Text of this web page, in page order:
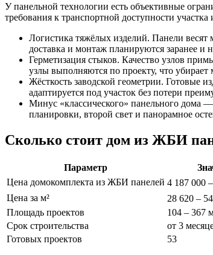
У панельной технологии есть объективные
требования к транспортной доступности
Логистика тяжёлых изделий. Панели
доставка и монтаж планируются заранее и
Герметизация стыков. Качество узлов
узлы выполняются по проекту, что убирает
Жёсткость заводской геометрии. Готовые
адаптируется под участок без потери
Минус «классического» панельного дома
планировки, второй свет и панорамное
Сколько стоит дом из ЖБИ
Параметр
Цена домокомплекта из ЖБИ панелей 4 187 000
Цена за м²
28 620 –
Площадь проектов
104 – 367
Срок строительства
от 3
Готовых проектов
53